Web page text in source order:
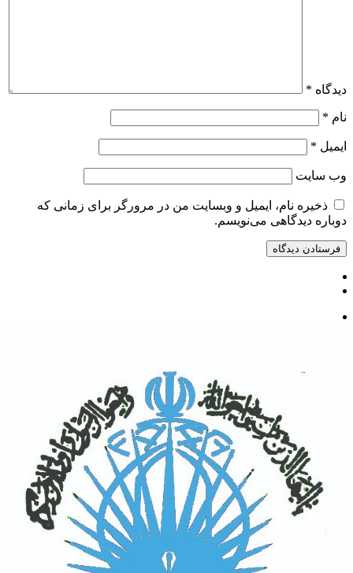
دیدگاه *
نام *
ایمیل *
وب‌ سایت
ذخیره نام، ایمیل و وبسایت من در مرورگر برای زمانی که
دوباره دیدگاهی می‌نویسم.